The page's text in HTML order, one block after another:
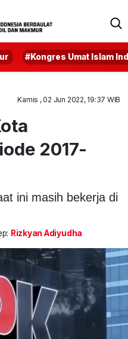
#Kongres Umat Islam
Kamis , 02 Jun 2022, 19:37 WIB
2017-
ini masih bekerja di
Rizkyan Adiyudha